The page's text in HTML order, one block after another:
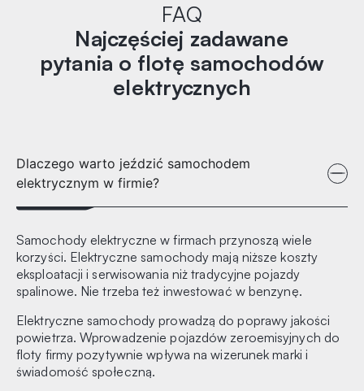
FAQ
Najczęściej zadawane
pytania o flotę samochodów
elektrycznych
Dlaczego warto jeździć samochodem
elektrycznym w firmie?
Samochody elektryczne w firmach przynoszą wiele
korzyści. Elektryczne samochody mają niższe koszty
eksploatacji i serwisowania niż tradycyjne pojazdy
spalinowe. Nie trzeba też inwestować w benzynę.
Elektryczne samochody prowadzą do poprawy jakości
powietrza. Wprowadzenie pojazdów zeroemisyjnych do
floty firmy pozytywnie wpływa na wizerunek marki i
świadomość społeczną.